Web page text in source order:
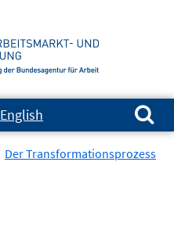
English
Suchen nach:
Der Transformationsprozess